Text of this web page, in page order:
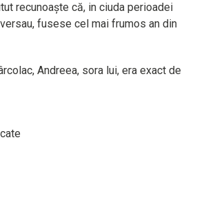
recunoaște că, in ciuda perioadei
fusese cel mai frumos an din
Andreea, sora lui, era exact de